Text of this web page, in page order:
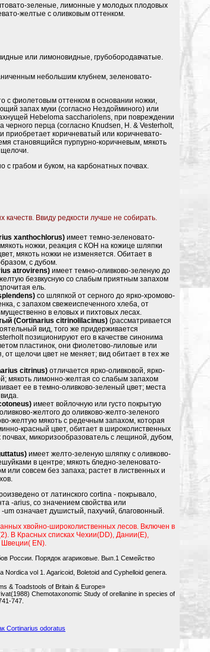
зеленые, лимонные у молодых плодовых
желтые с оливковым оттенком.
или лимоновидные, грубобородавчатые.
небольшим клубнем, зеленовато-
с фиолетовым оттенком в основании ножки,
запах муки (согласно Нездойминого) или
Hebeloma sacchariolens, при повреждении
черного перца (согласно Knudsen, H. & Vesterholt,
коричневатый или коричневато-
становящийся пурпурно-коричневым, мякоть
щелочи.
с грабом и буком, на карбонатных почвах.
качеств. Ввиду редкости лучше не собирать.
xanthochlorus) имеет темно-зеленовато-
ножки, реакция с КОН на кожице шляпки
мякоть ножки не изменяется. Обитает в
с дубом.
atrovirens) имеет темно-оливково-зеленую до
безвкусную со слабым приятным запахом
ель.
со шляпкой от серного до ярко-хромово-
с запахом свежеиспеченного хлеба, от
в еловых и пихтовых лесах.
(Cortinarius citrinolilacinus) (рассматривается
вид, того же придерживается
позиционируют его в качестве синонима
пластинок, они фиолетово-лиловые или
щелочи цвет не меняет; вид обитает в тех же
citrinus) отличается ярко-оливковой, ярко-
мякоть лимонно-желтая со слабым запахом
ее в темно-оливково-зеленый цвет; места
имеет войлочную или густо покрытую
желтого до оливково-желто-зеленого
желтую мякоть с редечным запахом, которая
красный цвет, обитает в широколиственных
микоризообразователь с лещиной, дубом,
имеет желто-зеленую шляпку с оливково-
в центре; мякоть бледно-зеленовато-
совсем без запаха; растет в лиственных и
от латинского cortina - покрывало,
-arius, со значением свойства или
означает душистый, пахучий, благовонный.
хвойно-широколиственных лесов. Включен в
В Красных списках Чехии(DD), Дании(E),
Швеции( EN).
России. Порядок агариковые. Вып.1 Семейство
vol 1. Agaricoid, Boletoid and Cyphelloid genera.
& Toadstools of Britain & Europe»
Chemotaxonomic Study of orellanine in species of
747.
Cortinarius odoratus